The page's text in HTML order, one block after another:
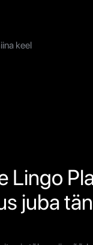
keel
Lingo
juba